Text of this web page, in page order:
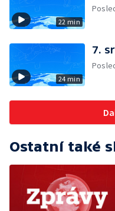
22 min
24 min
7.
Ostatní také